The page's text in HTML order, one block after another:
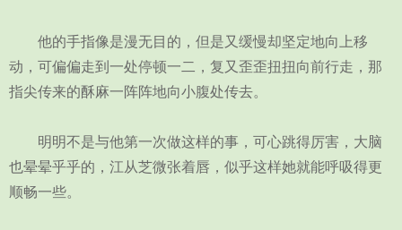
他的手指像是漫无目的，但是又缓慢却坚定地向上移
动，可偏偏走到一处停顿一二，复又歪歪扭扭向前行走，那
指尖传来的酥麻一阵阵地向小腹处传去。
明明不是与他第一次做这样的事，可心跳得厉害，大脑
也晕晕乎乎的，江从芝微张着唇，似乎这样她就能呼吸得更
顺畅一些。